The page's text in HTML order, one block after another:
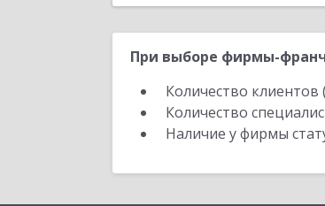
При выборе фирмы-
Количество
Количество
Наличие у фирмы